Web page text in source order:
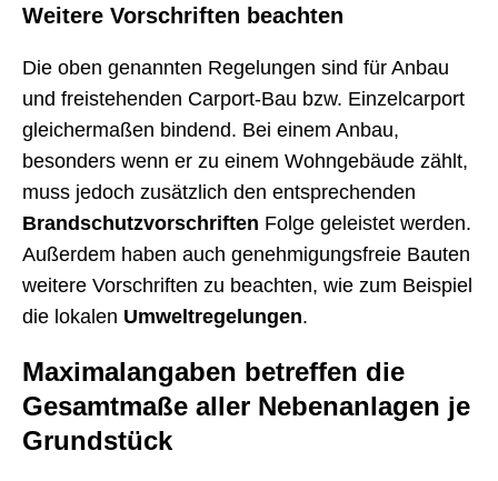
Weitere Vorschriften beachten
Die oben genannten Regelungen sind für Anbau
und freistehenden Carport-Bau bzw. Einzelcarport
gleichermaßen bindend. Bei einem Anbau,
besonders wenn er zu einem Wohngebäude zählt,
muss jedoch zusätzlich den entsprechenden
Brandschutzvorschriften Folge geleistet werden.
Außerdem haben auch genehmigungsfreie Bauten
weitere Vorschriften zu beachten, wie zum Beispiel
die lokalen Umweltregelungen.
Maximalangaben betreffen die
Gesamtmaße aller Nebenanlagen je
Grundstück